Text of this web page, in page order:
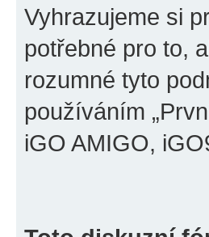
Vyhrazujeme si
potřebné pro to,
rozumné tyto
používáním
iGO AMIGO,